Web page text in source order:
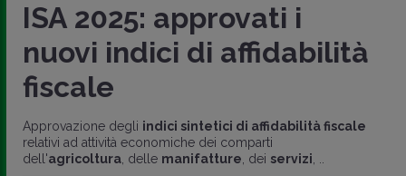
ISA 2025: approvati i
nuovi indici di affidabilità
fiscale
Approvazione degli indici sintetici di affidabilità fiscale
relativi ad attività economiche dei comparti
dell'agricoltura , delle manifatture , dei servizi